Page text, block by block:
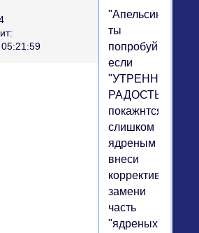
"Апельсинка"
ты
попробуй,
если
"УТРЕННЯЯ
РАДОСТЬ"
покажнтся
слишком
ядреным
внеси
коррективы.
замени
часть
"ядреных"